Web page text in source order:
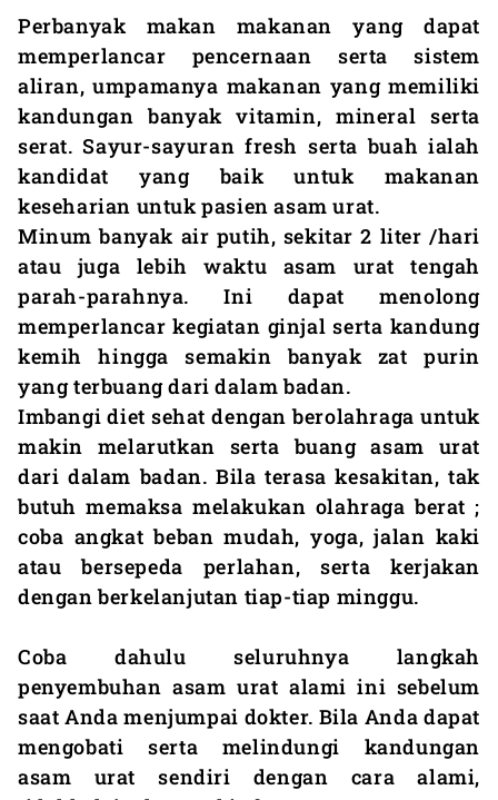
Perbanyak makan makanan yang dapat
memperlancar pencernaan serta sistem
aliran, umpamanya makanan yang memiliki
kandungan banyak vitamin, mineral serta
serat. Sayur-sayuran fresh serta buah ialah
kandidat yang baik untuk makanan
keseharian untuk pasien asam urat.
Minum banyak air putih, sekitar 2 liter /hari
atau juga lebih waktu asam urat tengah
parah-parahnya. Ini dapat menolong
memperlancar kegiatan ginjal serta kandung
kemih hingga semakin banyak zat purin
yang terbuang dari dalam badan.
Imbangi diet sehat dengan berolahraga untuk
makin melarutkan serta buang asam urat
dari dalam badan. Bila terasa kesakitan, tak
butuh memaksa melakukan olahraga berat ;
coba angkat beban mudah, yoga, jalan kaki
atau bersepeda perlahan, serta kerjakan
dengan berkelanjutan tiap-tiap minggu.
Coba dahulu seluruhnya langkah
penyembuhan asam urat alami ini sebelum
saat Anda menjumpai dokter. Bila Anda dapat
mengobati serta melindungi kandungan
asam urat sendiri dengan cara alami,